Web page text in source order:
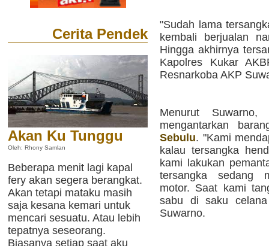
Cerita Pendek
Akan Ku Tunggu
Oleh: Rhony Samlan
Beberapa menit lagi kapal
fery akan segera berangkat.
Akan tetapi mataku masih
saja kesana kemari untuk
mencari sesuatu. Atau lebih
tepatnya seseorang.
Biasanya setiap saat aku
"Sudah lama
kembali berjualan
Hingga akhirnya
Kapolres Kukar
Resnarkoba AKP
Menurut
mengantarkan
Sebulu. "Kami
kalau tersangka
kami lakukan
tersangka sedang
motor. Saat kami
sabu di saku
Suwarno.